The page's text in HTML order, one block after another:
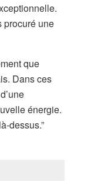
procuré une
que
Dans ces
énergie.
dessus.”